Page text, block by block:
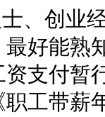
、创业
好能熟
支付暂
工带薪